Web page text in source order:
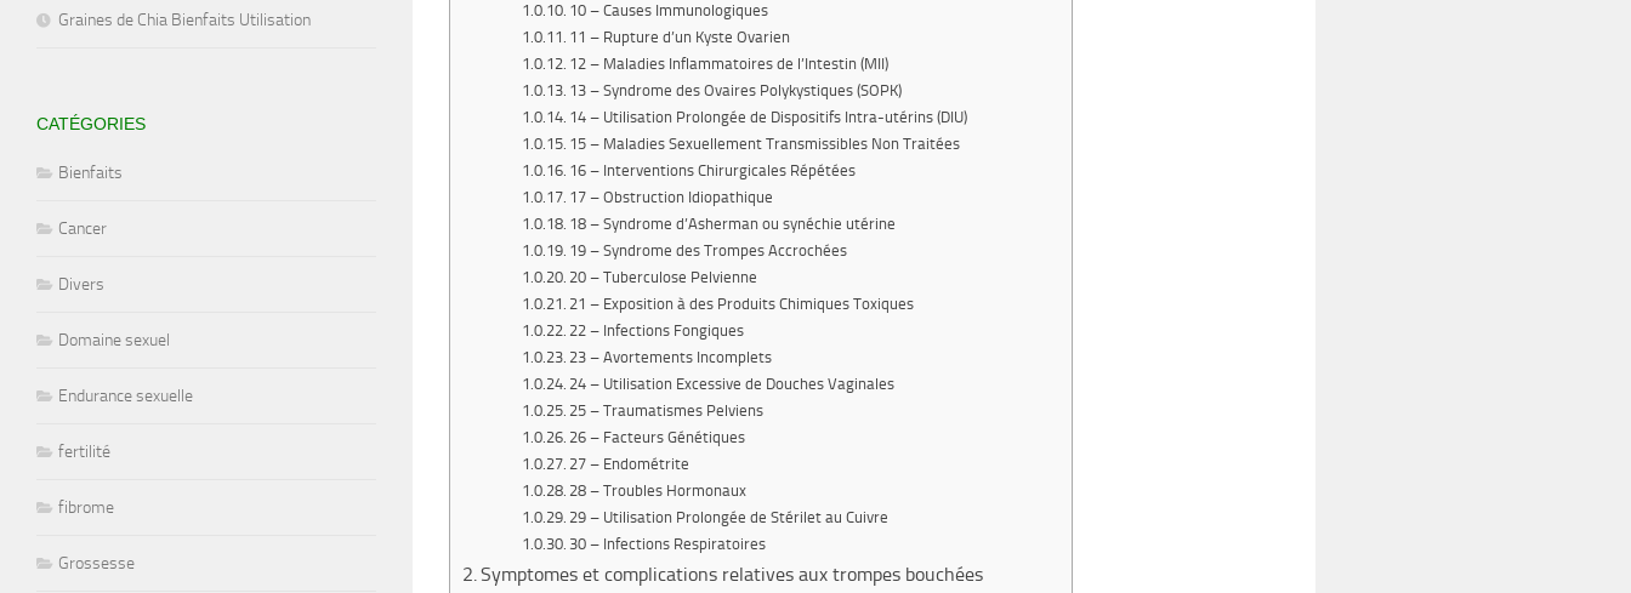
10 – Causes Immunologiques
11 – Rupture d’un Kyste Ovarien
12 – Maladies Inflammatoires de l’Intestin (MII)
13 – Syndrome des Ovaires Polykystiques (SOPK)
14 – Utilisation Prolongée de Dispositifs Intra-utérins (DIU)
15 – Maladies Sexuellement Transmissibles Non Traitées
16 – Interventions Chirurgicales Répétées
17 – Obstruction Idiopathique
18 – Syndrome d’Asherman ou synéchie utérine
19 – Syndrome des Trompes Accrochées
20 – Tuberculose Pelvienne
21 – Exposition à des Produits Chimiques Toxiques
22 – Infections Fongiques
23 – Avortements Incomplets
24 – Utilisation Excessive de Douches Vaginales
25 – Traumatismes Pelviens
26 – Facteurs Génétiques
27 – Endométrite
28 – Troubles Hormonaux
29 – Utilisation Prolongée de Stérilet au Cuivre
30 – Infections Respiratoires
Symptomes et complications relatives aux trompes bouchées
Graines de Chia Bienfaits Utilisation
CATÉGORIES
Bienfaits
Cancer
Divers
Domaine sexuel
Endurance sexuelle
fertilité
fibrome
Grossesse